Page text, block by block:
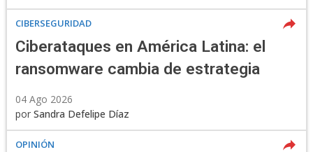
CIBERSEGURIDAD
Ciberataques en América Latina: el
ransomware cambia de estrategia
04 Ago 2026
porSandra Defelipe Díaz
OPINIÓN